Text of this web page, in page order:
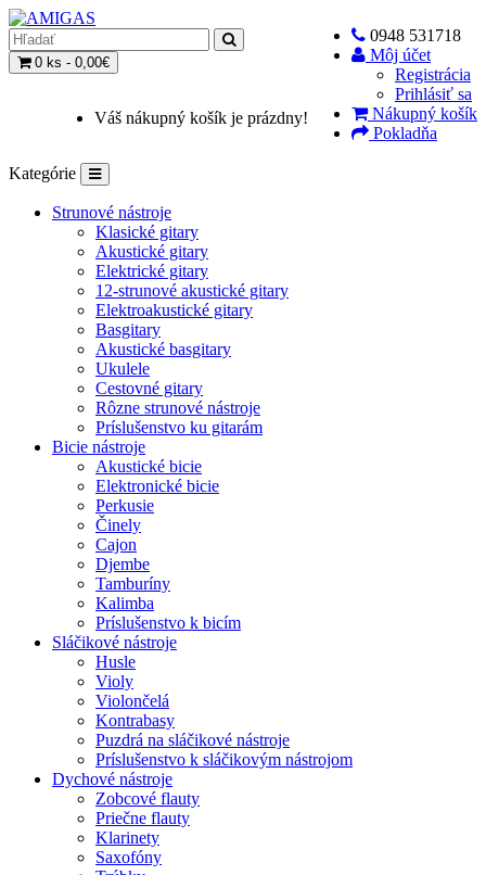
0948 531718
Môj účet
Registrácia
Prihlásiť sa
Nákupný košík
Pokladňa
0 ks - 0,00€
Váš nákupný košík je prázdny!
Kategórie
Strunové nástroje
Klasické gitary
Akustické gitary
Elektrické gitary
12-strunové akustické gitary
Elektroakustické gitary
Basgitary
Akustické basgitary
Ukulele
Cestovné gitary
Rôzne strunové nástroje
Príslušenstvo ku gitarám
Bicie nástroje
Akustické bicie
Elektronické bicie
Perkusie
Činely
Cajon
Djembe
Tamburíny
Kalimba
Príslušenstvo k bicím
Sláčikové nástroje
Husle
Violy
Violončelá
Kontrabasy
Puzdrá na sláčikové nástroje
Príslušenstvo k sláčikovým nástrojom
Dychové nástroje
Zobcové flauty
Priečne flauty
Klarinety
Saxofóny